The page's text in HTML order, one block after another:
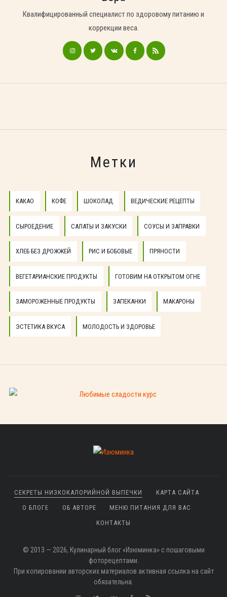
Квалифицированный специалист по здоровому питанию и
коррекции веса.
Метки
КАКАО КОФЕ ШОКОЛАД ВЕДИЧЕСКИЕ РЕЦЕПТЫ
СЫРОЕДЕНИЕ САЛАТЫ И ЗАКУСКИ СОУСЫ И ЗАПРАВКИ
ХЛЕБ БЕЗ ДРОЖЖЕЙ РИС И БОБОВЫЕ ПРЯНОСТИ
ВЕГЕТАРИАНСКИЕ ПРОДУКТЫ ГОТОВИМ НА ОТКРЫТОМ ОГНЕ
ЗАМОРОЖЕННЫЕ ПРОДУКТЫ ЗАПЕКАНКИ МАКАРОНЫ
ЭСТЕТИКА ВКУСА МОЛОДОСТЬ И ЗДОРОВЬЕ
СЕКРЕТЫ НИЗКОКАЛОРИЙНОЙ ВЫПЕЧКИ КАРТА САЙТА
О БЛОГЕ ОБ АВТОРЕ МЕНЮ ПИТАНИЯ ДЛЯ ВАС
КОНТАКТЫ
© 2013 — 2026, Кулинарный блог «Изюминка» с пошаговыми
фоторецептами.
При копировании авторских материалов активная ссылка на сайт
обязательна.